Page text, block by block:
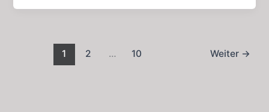
im
Geschichte
1 2 … 10 Weiter →